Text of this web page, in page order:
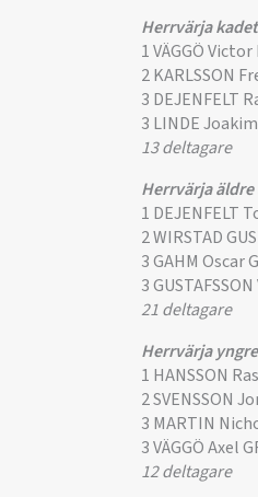
Herrvärja
1 VÄGGÖ
2 KARLSSON
3 DEJENFELT
3 LINDE
13 deltagare
Herrvärja
1 DEJENFELT
2 WIRSTAD
3 GAHM Oscar
3
21 deltagare
Herrvärja
1 HANSSON
2 SVENSSON
3 MARTIN
3 VÄGGÖ Axel
12 deltagare